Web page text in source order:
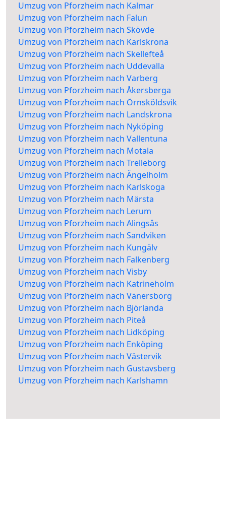
Umzug von Pforzheim nach Kalmar
Umzug von Pforzheim nach Falun
Umzug von Pforzheim nach Skövde
Umzug von Pforzheim nach Karlskrona
Umzug von Pforzheim nach Skellefteå
Umzug von Pforzheim nach Uddevalla
Umzug von Pforzheim nach Varberg
Umzug von Pforzheim nach Åkersberga
Umzug von Pforzheim nach Örnsköldsvik
Umzug von Pforzheim nach Landskrona
Umzug von Pforzheim nach Nyköping
Umzug von Pforzheim nach Vallentuna
Umzug von Pforzheim nach Motala
Umzug von Pforzheim nach Trelleborg
Umzug von Pforzheim nach Ängelholm
Umzug von Pforzheim nach Karlskoga
Umzug von Pforzheim nach Märsta
Umzug von Pforzheim nach Lerum
Umzug von Pforzheim nach Alingsås
Umzug von Pforzheim nach Sandviken
Umzug von Pforzheim nach Kungälv
Umzug von Pforzheim nach Falkenberg
Umzug von Pforzheim nach Visby
Umzug von Pforzheim nach Katrineholm
Umzug von Pforzheim nach Vänersborg
Umzug von Pforzheim nach Björlanda
Umzug von Pforzheim nach Piteå
Umzug von Pforzheim nach Lidköping
Umzug von Pforzheim nach Enköping
Umzug von Pforzheim nach Västervik
Umzug von Pforzheim nach Gustavsberg
Umzug von Pforzheim nach Karlshamn